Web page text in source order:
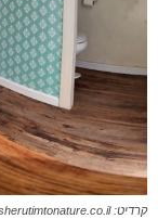
קרדיט: sherutimtonature.co.il